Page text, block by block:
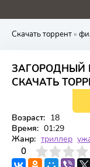
0
Скачать торрент»
ЗАГОРОДНЫЙ
СКАЧАТЬ
Возраст: 18
Время: 01:29
Жанр: триллер
0
4 6 7 8 9